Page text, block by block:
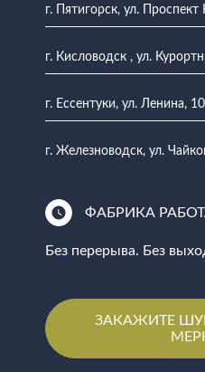
г. Пятигорск, ул.
г. Кисловодск , ул.
г. Ессентуки, ул. Ленина,
г. Железноводск, ул.
ФАБРИКА
Без перерыва. Без
ЗАКАЖИТЕ